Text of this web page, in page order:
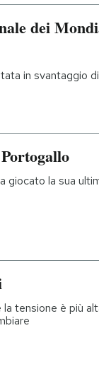
dei
in svantaggio
giocato la sua
la tensione è più